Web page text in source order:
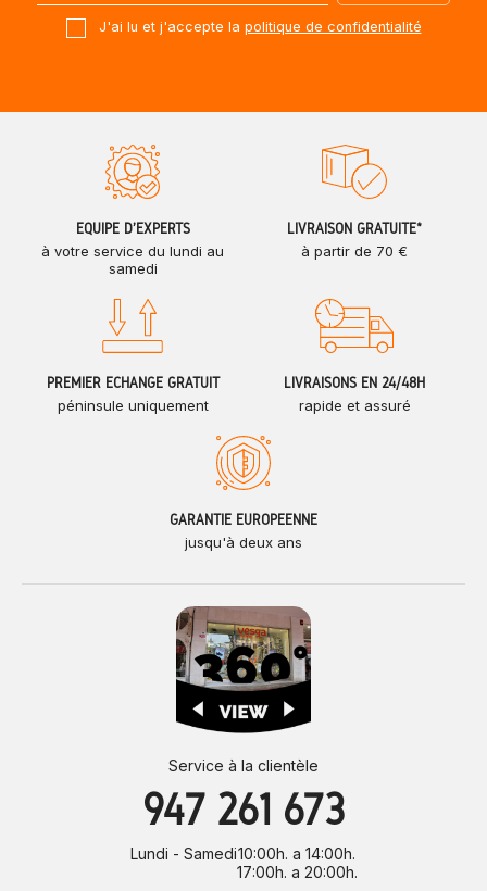
J'ai lu et j'accepte la politique de confidentialité
ÉQUIPE D'EXPERTS
à votre service du lundi au
samedi
LIVRAISON GRATUITE*
à partir de 70 €
PREMIER ÉCHANGE GRATUIT
péninsule uniquement
LIVRAISONS EN 24/48H
rapide et assuré
GARANTIE EUROPÉENNE
jusqu'à deux ans
Service à la clientèle
947 261 673
Lundi - Samedi10:00h. a 14:00h.
17:00h. a 20:00h.